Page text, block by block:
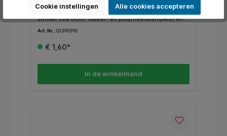
* 9072M Metalen handstempelkussen met blauwe
inkt, afmeting 110 x 70mm. * Watergebaseerde inkt
zonder olie (voor rubber- en polymeerstempels) en is
kleurintensieve afdrukken.
Art. Nr.: Q1399390
€ 1,60*
In de winkelmand
Cookie instellingen Alle cookies accepteren